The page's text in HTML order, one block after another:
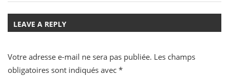
de
l’article
Post:
Post:
LEAVE A REPLY
Votre adresse e-mail ne sera pas publiée. Les champs
obligatoires sont indiqués avec *